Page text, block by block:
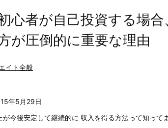
心者が自己投資する場合
が圧倒的に重要な理由
イト全般
年5月29日
が今後安定して継続的に 収入を得る方法って知って